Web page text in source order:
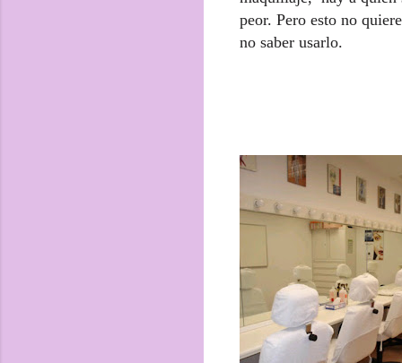
peor. Pero esto no
no saber usarlo.